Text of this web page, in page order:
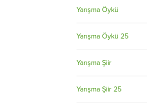
Yarışma Öykü
Yarışma Öykü 25
Yarışma Şiir
Yarışma Şiir 25